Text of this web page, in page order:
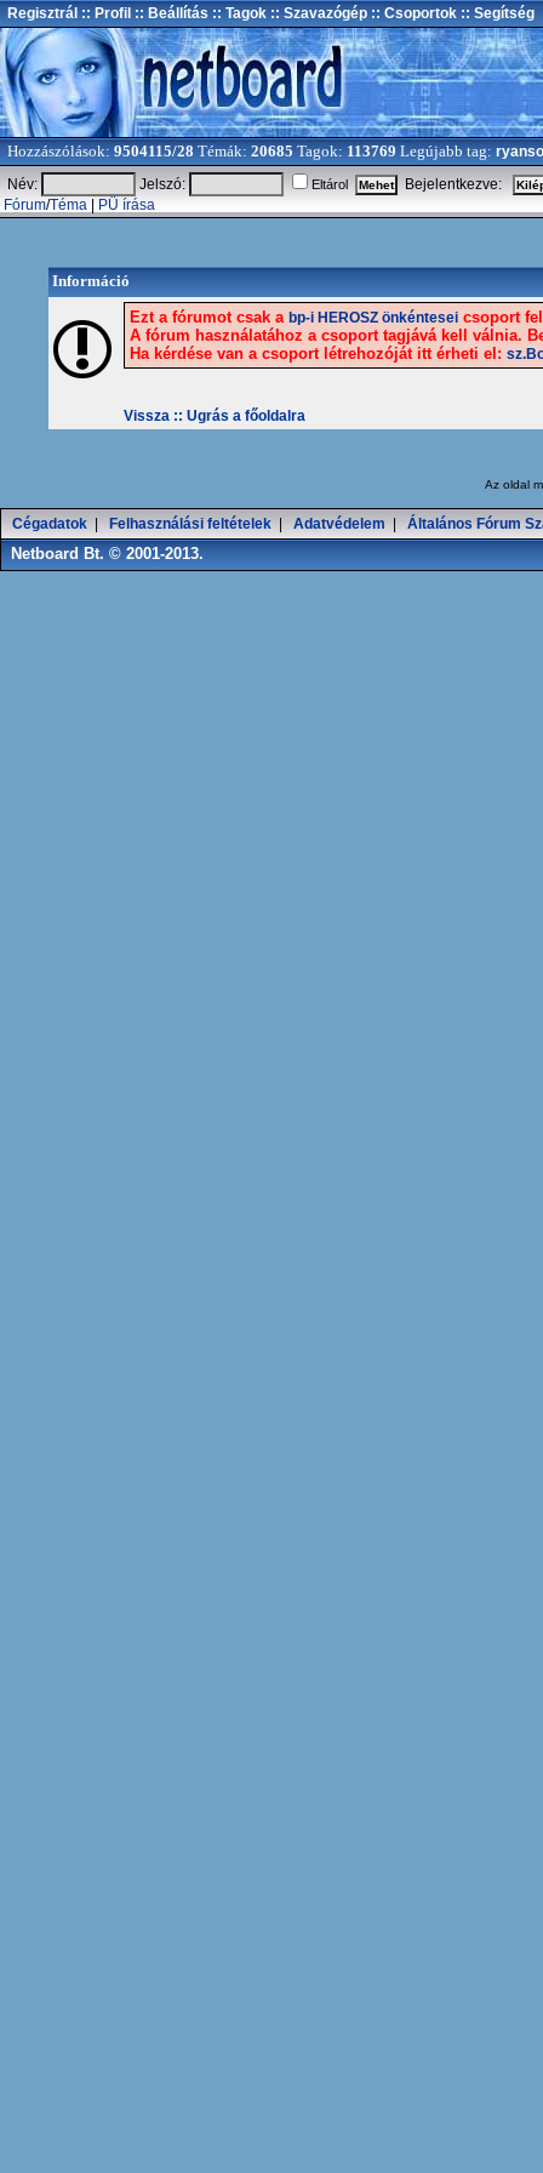
Regisztrál :: Profil :: Beállítás :: Tagok :: Szavazógép :: Csoportok :: Segítség
Hozzászólások: 9504115/28 Témák: 20685 Tagok: 113769 Legújabb tag:
Név:
Jelszó: Eltárol
Bejelentkezve:
Fórum/Téma PÜ írása
Információ
Ezt a fórumot csak a bp-i HEROSZ önkéntesei csoport
A fórum használatához a csoport tagjává kell válnia.
Ha kérdése van a csoport létrehozóját itt érheti el:
Vissza :: Ugrás a főoldalra
Az oldal
Cégadatok Felhasználási feltételek Adatvédelem Általános Fórum
Netboard Bt. © 2001-2013.